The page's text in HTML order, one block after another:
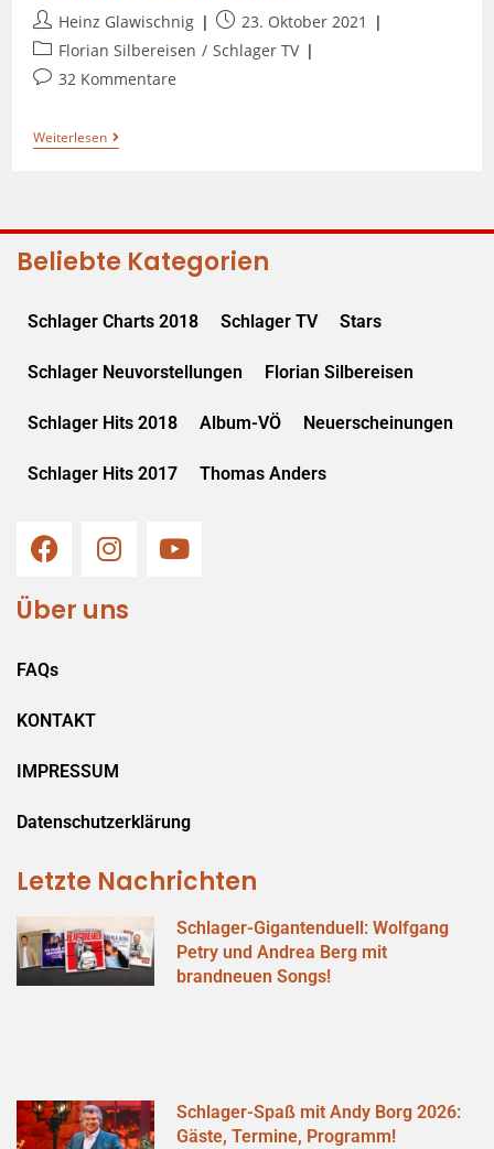
Heinz Glawischnig
23. Oktober 2021
Florian Silbereisen / Schlager TV
32 Kommentare
Weiterlesen
Beliebte Kategorien
Schlager Charts 2018 Schlager TV Stars
Schlager Neuvorstellungen Florian Silbereisen
Schlager Hits 2018 Album-VÖ Neuerscheinungen
Schlager Hits 2017 Thomas Anders
Über uns
FAQs
KONTAKT
IMPRESSUM
Datenschutzerklärung
Letzte Nachrichten
Schlager-Gigantenduell: Wolfgang
Petry und Andrea Berg mit
brandneuen Songs!
Schlager-Spaß mit Andy Borg 2026:
Gäste, Termine, Programm!